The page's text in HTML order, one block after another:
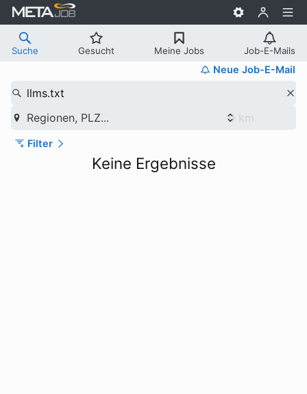
Suche Gesucht Meine Jobs Job-E-Mails
Neue Job-E-Mail
llms.txt
Regionen, PLZ...
Filter
Keine Ergebnisse